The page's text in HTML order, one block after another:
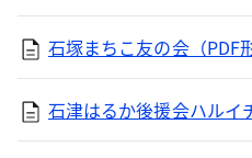
石塚まちこ友の会（PDF
石津はるか後援会ハルイ